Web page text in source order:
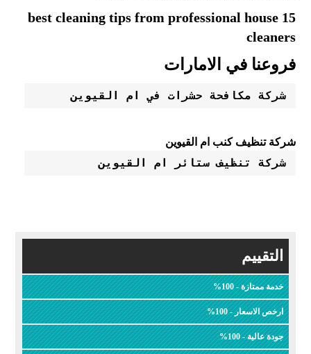
15 best cleaning tips from professional house
cleaners
فروعنا في الامارات
شركة مكافحة حشرات في ام القيوين
شركة تنظيف كنب ام القيوين
شركة تنظيف ستائر ام القيوين
التقييم
خدمة ممتازة - 100%
ارخص الاسعار - 100%
جودة عالية - 100%